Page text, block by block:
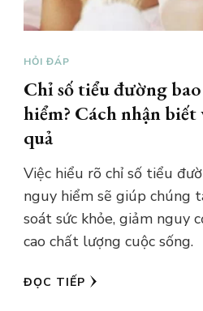
HỎI ĐÁP
Chỉ số tiểu đường
hiểm? Cách nhận
quả
Việc hiểu rõ chỉ số tiểu
nguy hiểm sẽ giúp chúng
soát sức khỏe, giảm nguy
cao chất lượng cuộc sống.
ĐỌC TIẾP